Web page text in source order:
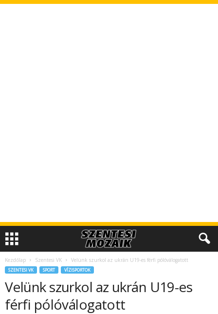
Kezdőlap Szentesi VK Velünk szurkol az ukrán U19-es férfi pólóválogatott
SZENTESI VK SPORT VÍZISPORTOK
Velünk szurkol az ukrán U19-es
férfi pólóválogatott